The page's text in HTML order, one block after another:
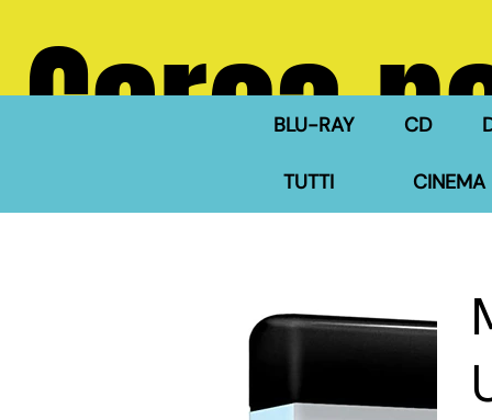
BLU-RAY CD
TUTTI CINEMA
Cerca